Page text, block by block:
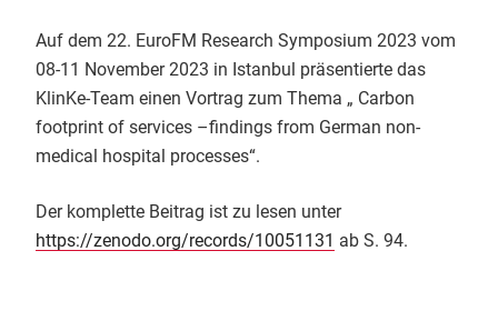
Auf dem 22. EuroFM Research Symposium 2023 vom
08-11 November 2023 in Istanbul präsentierte das
KlinKe-Team einen Vortrag zum Thema „ Carbon
footprint of services –findings from German non-
medical hospital processes“.
Der komplette Beitrag ist zu lesen unter
https://zenodo.org/records/10051131 ab S. 94.